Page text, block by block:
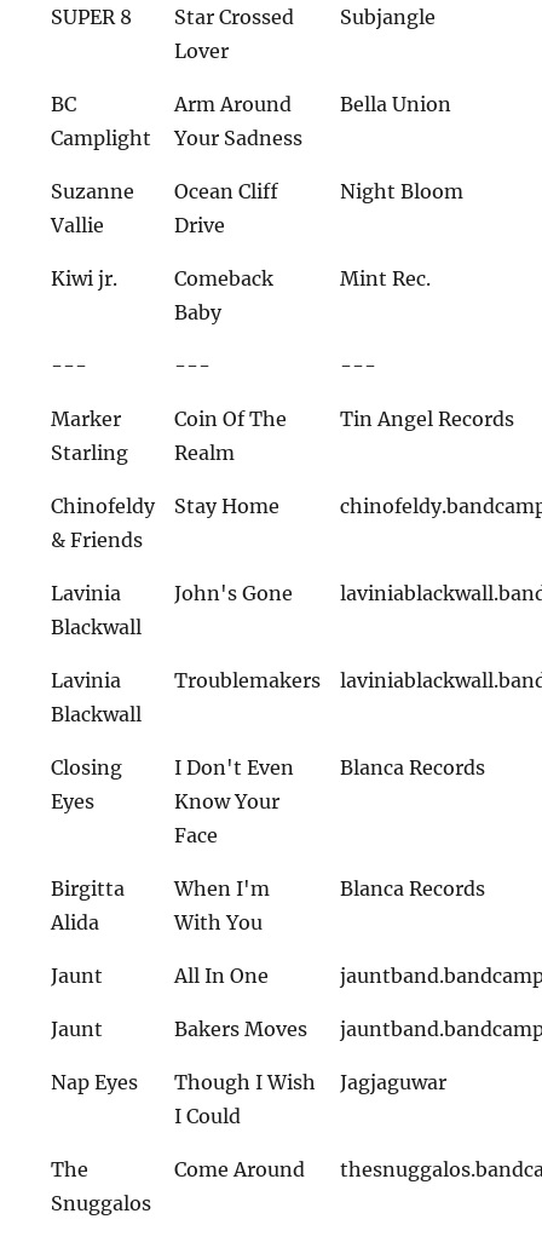
SUPER 8
Star Crossed
Lover
Subjangle
BC
Camplight
Arm Around
Your Sadness
Bella Union
Suzanne
Vallie
Ocean Cliff
Drive
Night Bloom
Kiwi jr.
Comeback
Baby
Mint Rec.
--- --- ---
Marker
Starling
Coin Of The
Realm
Tin Angel Records
Chinofeldy
& Friends
Stay Home
Lavinia
Blackwall
John's Gone
Lavinia
Blackwall
Troublemakers
Closing
Eyes
I Don't Even
Know Your
Face
Blanca Records
Birgitta
Alida
When I'm
With You
Blanca Records
Jaunt All In One
Jaunt Bakers Moves
Nap Eyes
Though I Wish
I Could
Jagjaguwar
The
Snuggalos
Come Around